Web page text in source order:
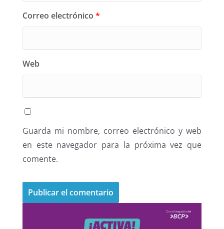
Correo electrónico *
Web
Guarda mi nombre, correo electrónico y web
en este navegador para la próxima vez que
comente.